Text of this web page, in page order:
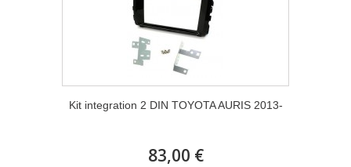
Kit integration 2 DIN TOYOTA AURIS 2013-
83,00 €